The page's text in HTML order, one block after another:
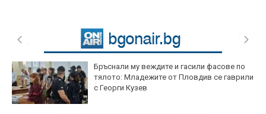
Бръснали му веждите и гасили фасове по
тялото: Младежите от Пловдив се гаврили
с Георги Кузев